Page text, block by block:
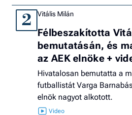
2 Vitális Milán
Félbeszakította
bemutatásán, és
az AEK elnöke +
Hivatalosan bemutatta a
futballistát Varga
elnök nagyot alkotott.